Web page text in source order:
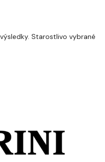
Starostlivo vybrané